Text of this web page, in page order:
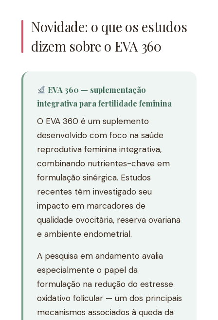
Novidade: o que os estudos
dizem sobre o EVA 360
EVA 360 — suplementação
integrativa para fertilidade feminina
O EVA 360 é um suplemento
desenvolvido com foco na saúde
reprodutiva feminina integrativa,
combinando nutrientes-chave em
formulação sinérgica. Estudos
recentes têm investigado seu
impacto em marcadores de
qualidade ovocitária, reserva ovariana
e ambiente endometrial.
A pesquisa em andamento avalia
especialmente o papel da
formulação na redução do estresse
oxidativo folicular — um dos principais
mecanismos associados à queda da